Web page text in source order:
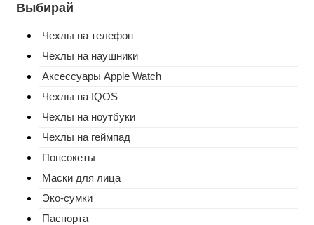
Выбирай
Чехлы на телефон
Чехлы на наушники
Аксессуары Apple Watch
Чехлы на IQOS
Чехлы на ноутбуки
Чехлы на геймпад
Попсокеты
Маски для лица
Эко-сумки
Паспорта